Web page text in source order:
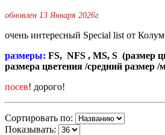
обновлен 13 Января 2026г.
очень интереcный Special list от
размеры: FS, NFS , MS, S (размер
размера цветения /средний размер /
посев! дорого!
Сортировать по:
Показывать: